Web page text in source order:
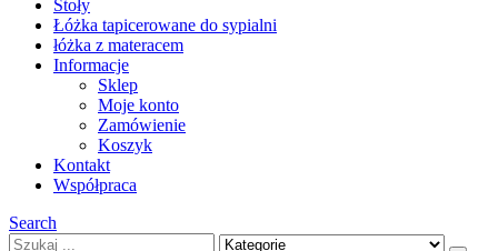
Stoły
Łóżka tapicerowane do sypialni
łóżka z materacem
Informacje
Sklep
Moje konto
Zamówienie
Koszyk
Kontakt
Współpraca
Search